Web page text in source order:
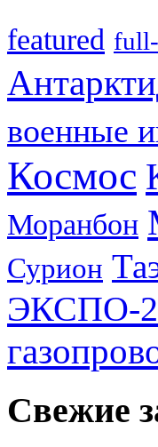
featured
военные
Космос
Моранбон
Сурион
ЭКСПО-
Свежие